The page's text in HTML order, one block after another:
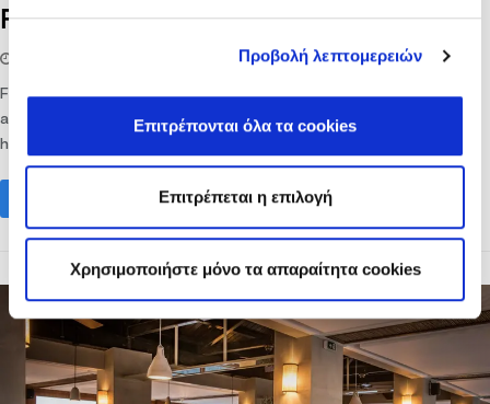
Προβολή λεπτομερειών
Επιτρέπονται όλα τα cookies
Επιτρέπεται η επιλογή
Χρησιμοποιήστε μόνο τα απαραίτητα cookies
Frankie Beach Club
Frankie Beach Club* offers a selection of drinks and snacks
and is an ideal quick break for all those guests enjoying the
hot sun and the beautiful sea view. * weather permitting